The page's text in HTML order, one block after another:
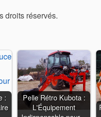
droits réservés.
:
Pelle Rétro Kubota :
L'Équipement